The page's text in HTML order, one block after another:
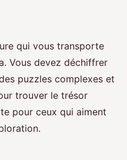
qui vous transporte
Vous devez déchiffrer
puzzles complexes et
trouver le trésor
pour ceux qui aiment